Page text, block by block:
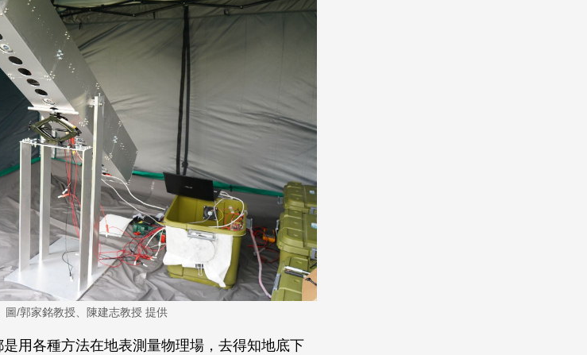
圖/郭家銘教授、陳建志教授 提供
是用各種方法在地表測量物理場，去得知地底下